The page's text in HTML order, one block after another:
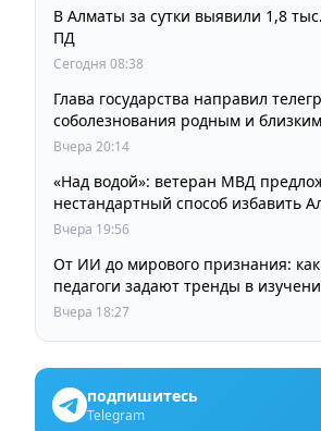
В Алматы за сутки выявили 1,8
ПД
Сегодня 08:38
Глава государства направил
соболезнования родным и
кинорежиссера Ардака Амиркулова
Вчера 20:14
«Над водой»: ветеран МВД
нестандартный способ избавить
пробок и смога
Вчера 19:56
От ИИ до мирового признания:
педагоги задают тренды в
Вчера 18:27
подпишитесь
Telegram